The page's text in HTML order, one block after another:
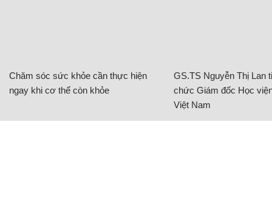
Chăm sóc sức khỏe cần thực hiện
ngay khi cơ thể còn khỏe
GS.TS Nguyễn Thị Lan
chức Giám đốc Học
Việt Nam